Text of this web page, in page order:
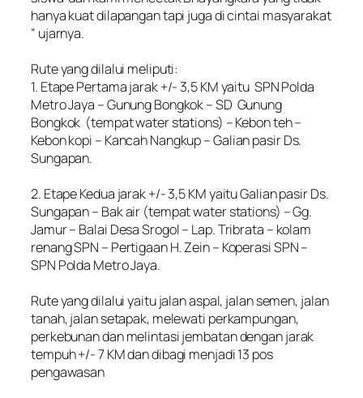
hanya kuat dilapangan tapi juga di cintai masyarakat
” ujarnya.
‎Rute yang dilalui meliputi:
‎1. Etape Pertama jarak +/- 3,5 KM yaitu SPN Polda
Metro Jaya – Gunung Bongkok – SD Gunung
Bongkok (tempat water stations) – Kebon teh –
Kebon kopi – Kancah Nangkup – Galian pasir Ds.
Sungapan.
‎2. Etape Kedua jarak +/- 3,5 KM yaitu Galian pasir Ds.
Sungapan – Bak air (tempat water stations) – Gg.
Jamur – Balai Desa Srogol – Lap. Tribrata – kolam
renang SPN – Pertigaan H. Zein – Koperasi SPN –
SPN Polda Metro Jaya.
‎Rute yang dilalui yaitu jalan aspal, jalan semen, jalan
tanah, jalan setapak, melewati perkampungan,
perkebunan dan melintasi jembatan dengan jarak
tempuh +/- 7 KM dan dibagi menjadi 13 pos
pengawasan